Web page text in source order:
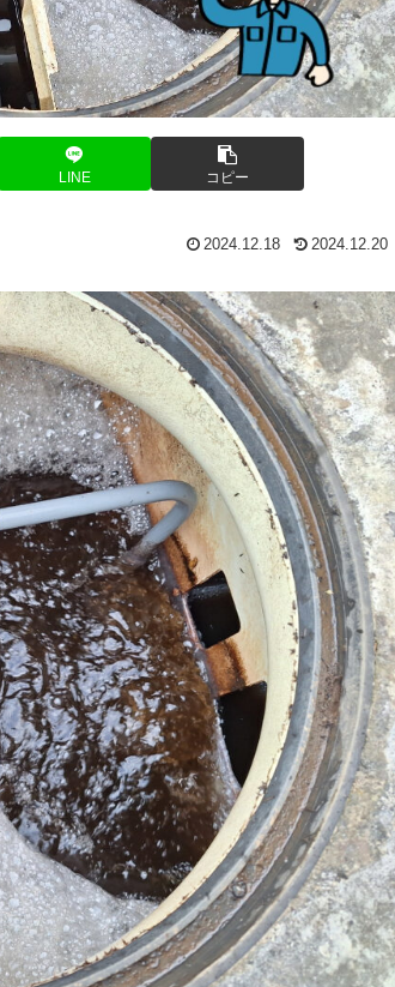
LINE コピー
2024.12.18 2024.12.20